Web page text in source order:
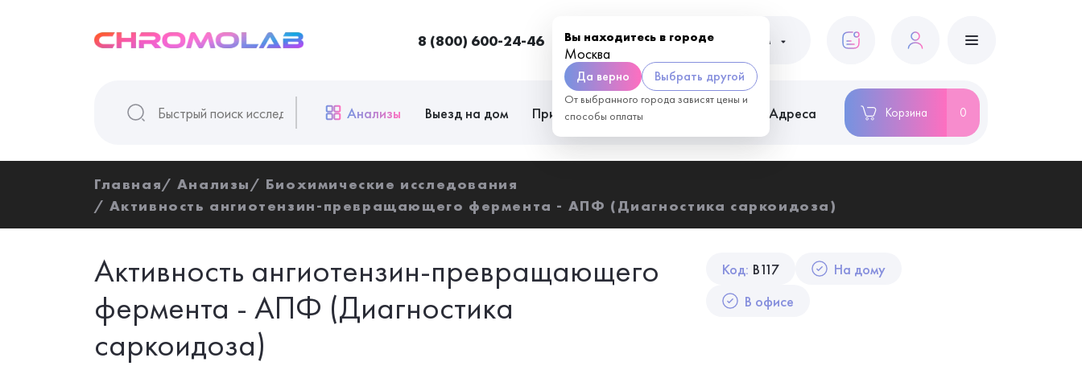
8 (800) 600-24-46 Вы находитесь в городе
Москва
Да верно Выбрать другой
От выбранного города зависят цены и
способы оплаты
Москва Пациентам
Анализы Выезд на дом Приём врачей Адреса Корзина 0
Главная Анализы
Биохимические исследования
Активность ангиотензин-превращающего фермента - АПФ (Диагностика саркоидоза)
Код: B117
На дому
В офисе
Активность ангиотензин-превращающего
фермента - АПФ (Диагностика
саркоидоза)